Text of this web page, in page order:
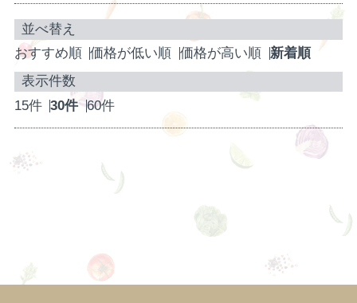
おすすめ順 価格が低い順 価格が高い順 新着順
15件 30件 60件